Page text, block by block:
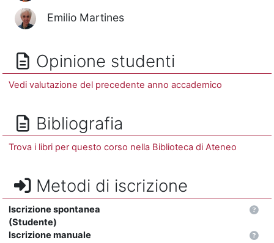
Emilio Martines
Opinione studenti
Vedi valutazione del precedente anno accademico
Bibliografia
Trova i libri per questo corso nella Biblioteca di Ateneo
Metodi di iscrizione
Iscrizione spontanea
(Studente)
Iscrizione manuale